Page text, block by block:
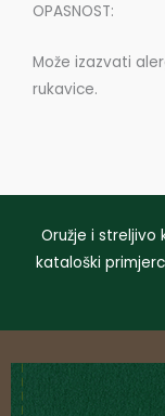
OPASNOST:
Može izazvati
rukavice.
Oružje i streljivo
kataloški